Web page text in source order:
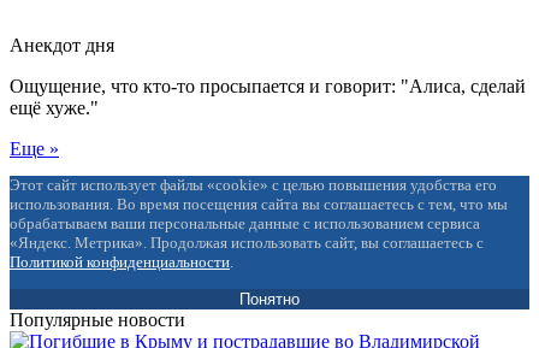
Анекдот дня
Ощущение, что кто-то просыпается и говорит: "Алиса, сделай
ещё хуже."
Еще »
Этот сайт использует файлы «cookie» с целью повышения удобства его
использования. Во время посещения сайта вы соглашаетесь с тем, что мы
обрабатываем ваши персональные данные с использованием сервиса
«Яндекс. Метрика». Продолжая использовать сайт, вы соглашаетесь с
Политикой конфиденциальности.
Понятно
Популярные новости